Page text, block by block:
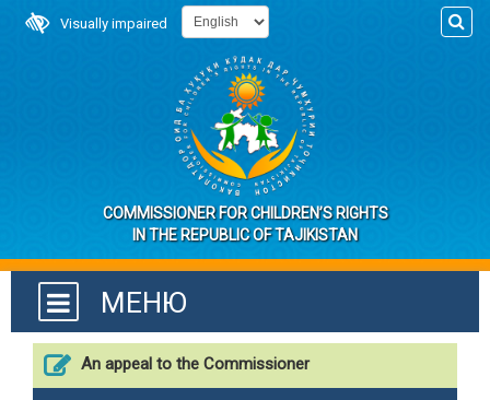
Visually impaired
COMMISSIONER FOR CHILDREN’S RIGHTS
IN THE REPUBLIC OF TAJIKISTAN
МЕНЮ
An appeal to the Commissioner